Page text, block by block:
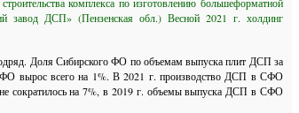
завод ДСП» (Пензенская обл.) Весной 2021 г. холдинг
Доля Сибирского ФО по объемам выпуска плит ДСП за
вырос всего на 1%. В 2021 г. производство ДСП в СФО
сократилось на 7%, в 2019 г. объемы выпуска ДСП в СФО